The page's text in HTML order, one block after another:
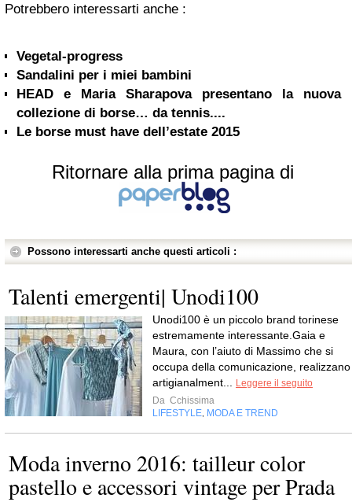
Potrebbero interessarti anche :
Vegetal-progress
Sandalini per i miei bambini
HEAD e Maria Sharapova presentano la nuova
collezione di borse… da tennis....
Le borse must have dell’estate 2015
Ritornare alla prima pagina di
Possono interessarti anche questi articoli :
Talenti emergenti| Unodi100
Unodi100 è un piccolo brand torinese
estremamente interessante.Gaia e
Maura, con l’aiuto di Massimo che si
occupa della comunicazione, realizzano
artigianalment...
Leggere il seguito
Da Cchissima
LIFESTYLE MODA E TREND
Moda inverno 2016: tailleur color
pastello e accessori vintage per Prada